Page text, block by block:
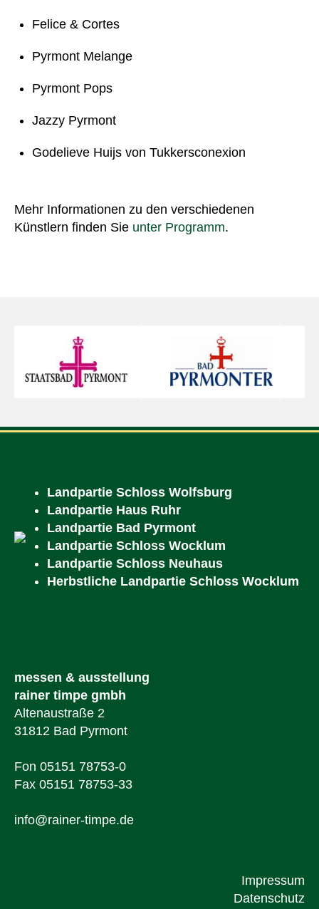
Felice & Cortes
Pyrmont Melange
Pyrmont Pops
Jazzy Pyrmont
Godelieve Huijs von Tukkersconexion
Mehr Informationen zu den verschiedenen
Künstlern finden Sie unter Programm.
messen & ausstellung
rainer timpe gmbh
Altenaustraße 2
31812 Bad Pyrmont
Fon 05151 78753-0
Fax 05151 78753-33
info@rainer-timpe.de
Landpartie Schloss Wolfsburg
Landpartie Haus Ruhr
Landpartie Bad Pyrmont
Landpartie Schloss Wocklum
Landpartie Schloss Neuhaus
Herbstliche Landpartie Schloss Wocklum
Impressum
Datenschutz